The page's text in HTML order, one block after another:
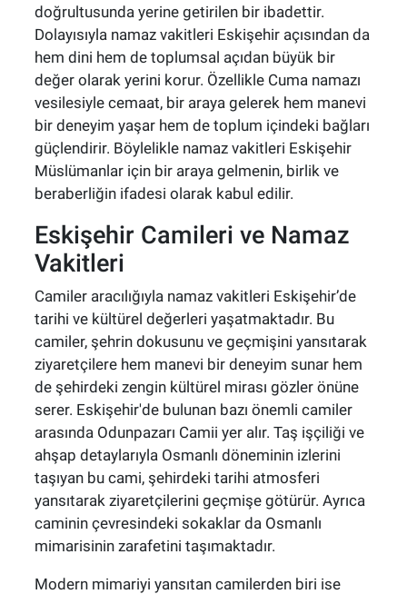
doğrultusunda yerine getirilen bir ibadettir.
Dolayısıyla namaz vakitleri Eskişehir açısından da
hem dini hem de toplumsal açıdan büyük bir
değer olarak yerini korur. Özellikle Cuma namazı
vesilesiyle cemaat, bir araya gelerek hem manevi
bir deneyim yaşar hem de toplum içindeki bağları
güçlendirir. Böylelikle namaz vakitleri Eskişehir
Müslümanlar için bir araya gelmenin, birlik ve
beraberliğin ifadesi olarak kabul edilir.
Eskişehir Camileri ve Namaz
Vakitleri
Camiler aracılığıyla namaz vakitleri Eskişehir’de
tarihi ve kültürel değerleri yaşatmaktadır. Bu
camiler, şehrin dokusunu ve geçmişini yansıtarak
ziyaretçilere hem manevi bir deneyim sunar hem
de şehirdeki zengin kültürel mirası gözler önüne
serer. Eskişehir'de bulunan bazı önemli camiler
arasında Odunpazarı Camii yer alır. Taş işçiliği ve
ahşap detaylarıyla Osmanlı döneminin izlerini
taşıyan bu cami, şehirdeki tarihi atmosferi
yansıtarak ziyaretçilerini geçmişe götürür. Ayrıca
caminin çevresindeki sokaklar da Osmanlı
mimarisinin zarafetini taşımaktadır.
Modern mimariyi yansıtan camilerden biri ise